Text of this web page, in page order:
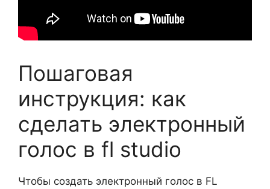
Пошаговая
инструкция: как
сделать электронный
голос в fl studio
Чтобы создать электронный голос в FL